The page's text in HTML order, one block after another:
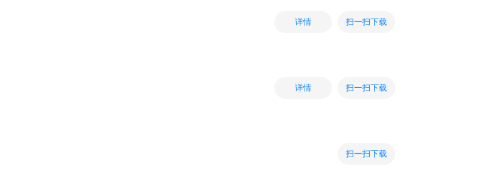
详情 扫一扫下载
详情 扫一扫下载
扫一扫下载